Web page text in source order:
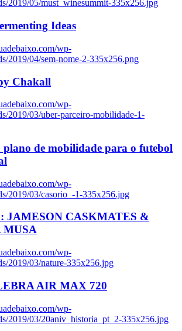
2019/05/must_winesummit-335x256.jpg
Ideas
wp-
2019/04/sem-nome-2-335x256.png
Chakall
wp-
2019/03/uber-parceiro-mobilidade-1-
plano de mobilidade para o futebol
wp-
2019/03/casorio_-1-335x256.jpg
JAMESON CASKMATES &
MUSA
wp-
2019/03/nature-335x256.jpg
AIR MAX 720
wp-
2019/03/20aniv_historia_pt_2-335x256.jpg